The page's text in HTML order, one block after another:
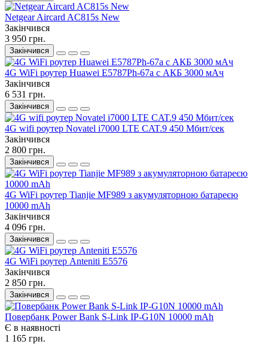
Netgear Aircard AC815s New
Закінчився
3 950 грн.
Закінчився
4G WiFi роутер Huawei E5787Ph-67a с АКБ 3000 мАч
Закінчився
6 531 грн.
Закінчився
4G wifi роутер Novatel i7000 LTE CAT.9 450 Мбит/сек
Закінчився
2 800 грн.
Закінчився
4G WiFi роутер Tianjie MF989 з акумуляторною батареєю
10000 mAh
Закінчився
4 096 грн.
Закінчився
4G WiFi роутер Anteniti E5576
Закінчився
2 850 грн.
Закінчився
Повербанк Power Bank S-Link IP-G10N 10000 mAh
Є в наявності
1 165 грн.